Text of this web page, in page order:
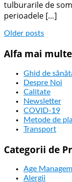
tulburarile de
perioadele […]
Older posts
Alfa mai multe
Ghid de
Despre Noi
Calitate
Newsletter
COVID-19
Metode de
Transport
Categorii de
Age
Alergii